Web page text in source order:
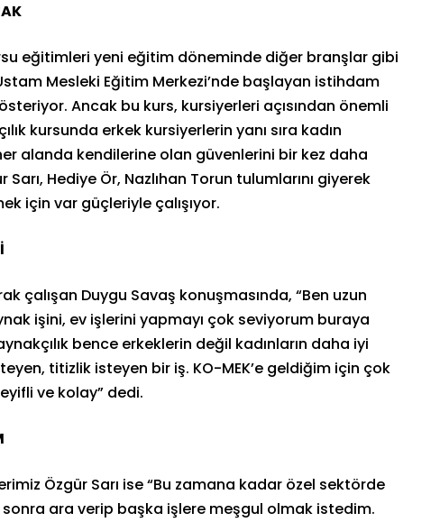
eğitimleri yeni eğitim döneminde diğer branşlar gibi
Mesleki Eğitim Merkezi’nde başlayan istihdam
Ancak bu kurs, kursiyerleri açısından önemli
kursunda erkek kursiyerlerin yanı sıra kadın
alanda kendilerine olan güvenlerini bir kez daha
Hediye Ör, Nazlıhan Torun tulumlarını giyerek
için var güçleriyle çalışıyor.
çalışan Duygu Savaş konuşmasında, “Ben uzun
işini, ev işlerini yapmayı çok seviyorum buraya
bence erkeklerin değil kadınların daha iyi
titizlik isteyen bir iş. KO-MEK’e geldiğim için çok
ve kolay” dedi.
Özgür Sarı ise “Bu zamana kadar özel sektörde
ara verip başka işlere meşgul olmak istedim.